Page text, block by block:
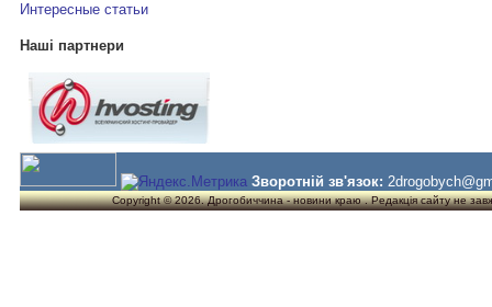
Интересные статьи
Наші партнери
Зворотній зв'язок:
Copyright © 2026. Дрогобиччина - новини краю . Редакція сайту не